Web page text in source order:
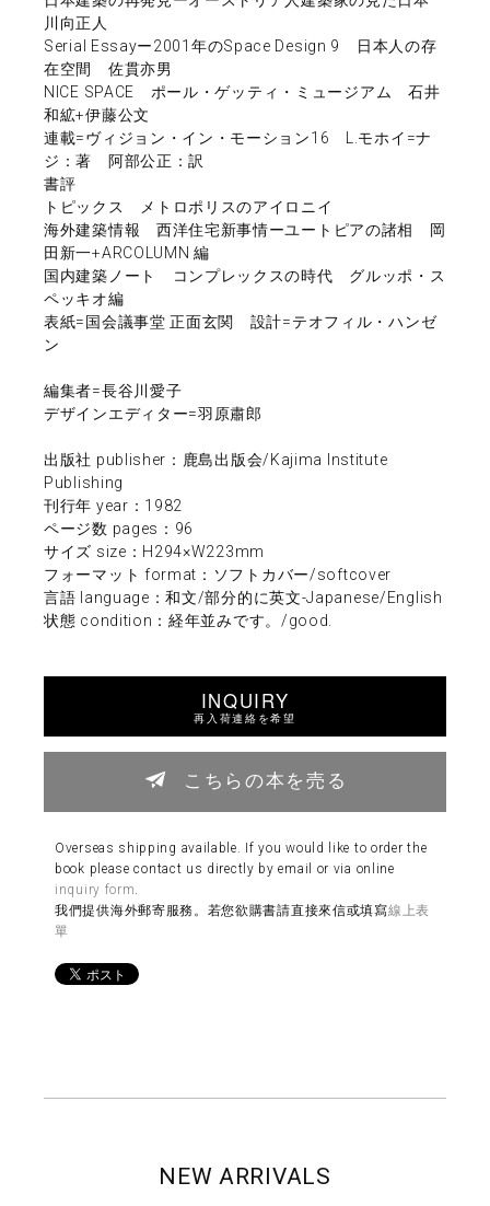
川向正人
Serial Essayー2001年のSpace Design 9 日本人の存
在空間 佐貫亦男
NICE SPACE ポール・ゲッティ・ミュージアム 石井
和絋+伊藤公文
連載=ヴィジョン・イン・モーション16 L.モホイ=ナ
ジ：著 阿部公正：訳
書評
トピックス メトロポリスのアイロニイ
海外建築情報 西洋住宅新事情ーユートピアの諸相 岡
田新一+ARCOLUMN 編
国内建築ノート コンプレックスの時代 グルッポ・ス
ペッキオ編
表紙=国会議事堂 正面玄関 設計=テオフィル・ハンゼ
ン
編集者=長谷川愛子
デザインエディター=羽原肅郎
出版社 publisher：鹿島出版会/Kajima Institute
Publishing
刊行年 year：1982
ページ数 pages：96
サイズ size：H294×W223mm
フォーマット format：ソフトカバー/softcover
言語 language：和文/部分的に英文-Japanese/English
状態 condition：経年並みです。/good.
INQUIRY
再入荷連絡を希望
こちらの本を売る
Overseas shipping available. If you would like to order the
book please contact us directly by email or via online
inquiry form
我們提供海外郵寄服務。若您欲購書請直接來信或填寫線上表
單
NEW ARRIVALS